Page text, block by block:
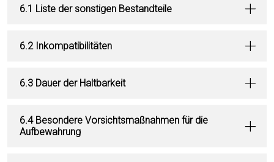
6.1 Liste der sonstigen Bestandteile
6.2 Inkompatibilitäten
6.3 Dauer der Haltbarkeit
6.4 Besondere Vorsichtsmaßnahmen für die
Aufbewahrung